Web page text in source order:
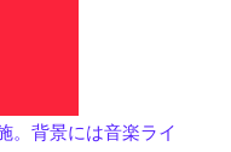
。背景には音楽ライ